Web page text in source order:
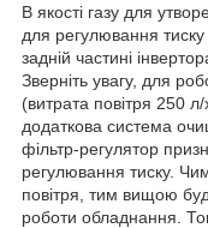
В якості газу для
для регулювання
задній частині
Зверніть увагу, для
(витрата повітря 250
додаткова система
фільтр-регулятор
регулювання тиску.
повітря, тим вищою
роботи обладнання.